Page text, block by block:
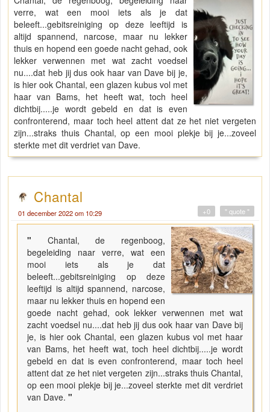
verre, wat een mooi iets als je dat
beleeft...gebitsreiniging op deze leeftijd is
altijd spannend, narcose, maar nu lekker
thuis en hopend een goede nacht gehad, ook
lekker verwennen met wat zacht voedsel
nu....dat heb jij dus ook haar van Dave bij je,
is hier ook Chantal, een glazen kubus vol met
haar van Bams, het heeft wat, toch heel
dichtbij.....je wordt gebeld en dat is even
confronterend, maar toch heel attent dat ze het niet vergeten
zijn...straks thuis Chantal, op een mooi plekje bij je...zoveel
sterkte met dit verdriet van Dave.
Chantal
01 december 2022 om 10:29 " quote "
+0
" Chantal, de regenboog,
begeleiding naar verre, wat een
mooi iets als je dat
beleeft...gebitsreiniging op deze
leeftijd is altijd spannend, narcose,
maar nu lekker thuis en hopend een
goede nacht gehad, ook lekker verwennen met wat
zacht voedsel nu....dat heb jij dus ook haar van Dave bij
je, is hier ook Chantal, een glazen kubus vol met haar
van Bams, het heeft wat, toch heel dichtbij.....je wordt
gebeld en dat is even confronterend, maar toch heel
attent dat ze het niet vergeten zijn...straks thuis Chantal,
op een mooi plekje bij je...zoveel sterkte met dit verdriet
van Dave. "